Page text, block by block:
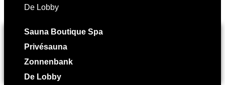
De Lobby
Sauna Boutique Spa
Privésauna
Zonnenbank
De Lobby